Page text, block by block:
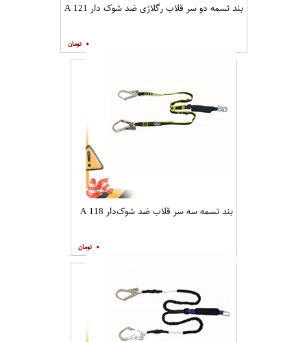
بند تسمه دو سر قلاب رگلاژی ضد شوک دار A 121
۰
بند تسمه سه سر قلاب ضد شوک‌دار A 118
۰